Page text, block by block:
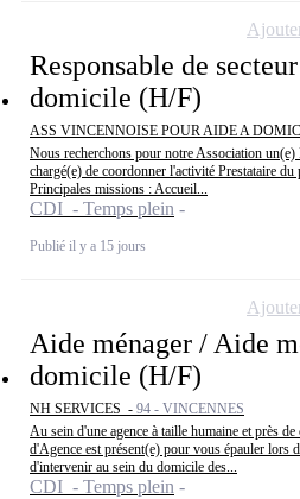
Responsable de
domicile (H/F)
ASS VINCENNOISE POUR AIDE A
Nous recherchons pour notre Association un(e)
chargé(e) de coordonner l'activité Prestataire
Principales missions : Accueil...
CDI - Temps plein
Publié il y a 15 jours
Aide ménager / Aide
domicile (H/F)
NH SERVICES - 94 - VINCENNES
Au sein d'une agence à taille humaine et près
d'Agence est présent(e) pour vous épauler lors
d'intervenir au sein du domicile des...
CDI - Temps plein